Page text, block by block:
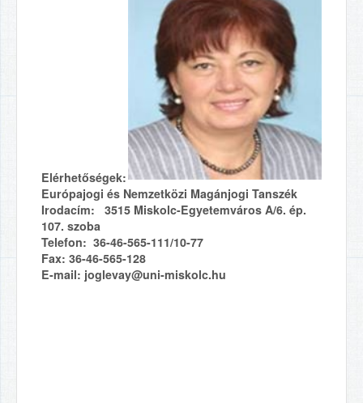
Elérhetőségek:
Európajogi és Nemzetközi Magánjogi Tanszék
Irodacím: 3515 Miskolc-Egyetemváros A/6. ép.
107. szoba
Telefon: 36-46-565-111/10-77
Fax: 36-46-565-128
E-mail: joglevay@uni-miskolc.hu